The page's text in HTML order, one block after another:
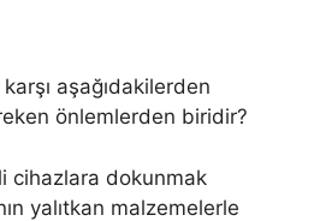
aşağıdakilerden
önlemlerden biridir?
cihazlara dokunmak
yalıtkan malzemelerle